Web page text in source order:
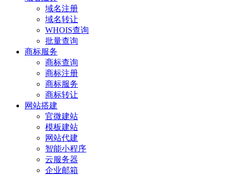
域名注册
域名转让
WHOIS查询
批量查询
商标服务
商标查询
商标注册
商标服务
商标转让
网站搭建
官微建站
模板建站
网站代建
智能小程序
云服务器
企业邮箱